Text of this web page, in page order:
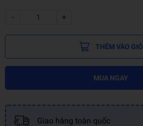
- +
THÊM VÀO GIỎ
MUA NGAY
Giao hàng toàn quốc